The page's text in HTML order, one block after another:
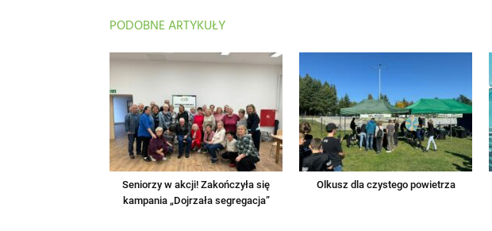
PODOBNE ARTYKUŁY
Seniorzy w akcji! Zakończyła się
kampania „Dojrzała segregacja”
Olkusz dla czystego powietrza